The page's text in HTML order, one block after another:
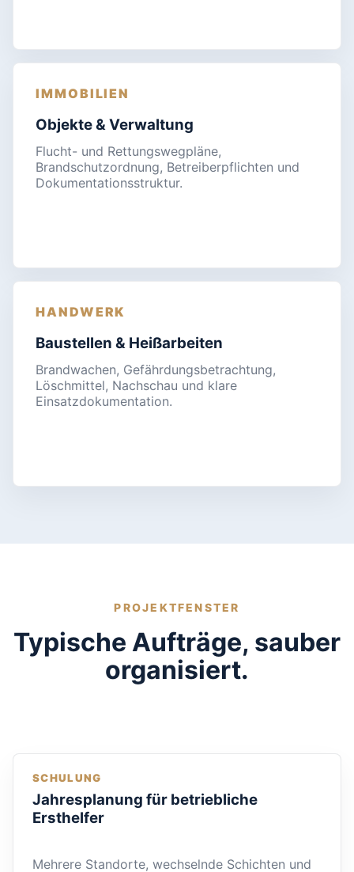
IMMOBILIEN
Objekte & Verwaltung
Flucht- und Rettungswegpläne,
Brandschutzordnung, Betreiberpflichten und
Dokumentationsstruktur.
HANDWERK
Baustellen & Heißarbeiten
Brandwachen, Gefährdungsbetrachtung,
Löschmittel, Nachschau und klare
Einsatzdokumentation.
PROJEKTFENSTER
Typische Aufträge, sauber
organisiert.
SCHULUNG
Jahresplanung für betriebliche
Ersthelfer
Mehrere Standorte, wechselnde Schichten und